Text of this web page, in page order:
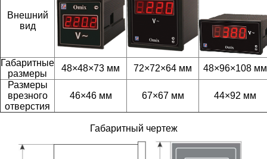
Внешний
вид
Габаритные
размеры
48×48×73 мм 72×72×64 мм
48×96×108 мм
Размеры
врезного
отверстия
46×46 мм 67×67 мм 44×92 мм
Габаритный чертеж